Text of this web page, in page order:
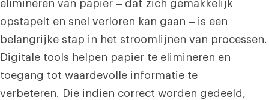
elimineren van papier – dat zich gemakkelijk
opstapelt en snel verloren kan gaan – is een
belangrijke stap in het stroomlijnen van processen.
Digitale tools helpen papier te elimineren en
toegang tot waardevolle informatie te
verbeteren. Die indien correct worden gedeeld,